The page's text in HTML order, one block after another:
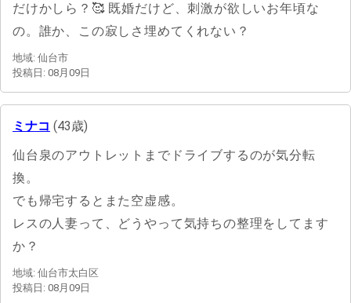
だけかしら？🥰 既婚だけど、刺激が欲しいお年頃な
の。誰か、この寂しさ埋めてくれない？
地域: 仙台市
投稿日: 08月09日
ミナコ (43歳)
仙台泉のアウトレットまでドライブするのが気分転
換。
でも帰宅するとまた空虚感。
レスの人妻って、どうやって気持ちの整理をしてます
か？
地域: 仙台市太白区
投稿日: 08月09日